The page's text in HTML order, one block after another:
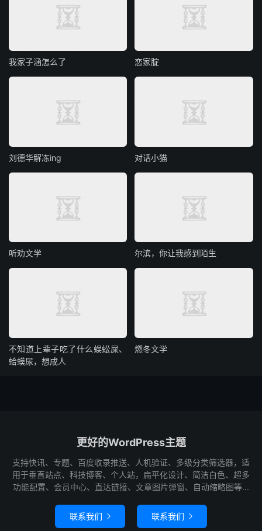
我家子涵怎么了 恋家腚
刘德华解冻ing 对话小猫
听劝文学 尔滨，你让我感到陌生
不知道上辈子吃了什么蜈蚣屎、
蛤蟆尿，想成人
燃冬文学
更好的WordPress主题
支持快讯、专题、百度收录推送、人机验证、多级分类筛选器，适
用于垂直站点、科技博客、个人站，扁平化设计、简洁白色、超多
功能配置、会员中心、直达链接、文章图片弹窗、自动缩略图等...
联系我们  联系我们 